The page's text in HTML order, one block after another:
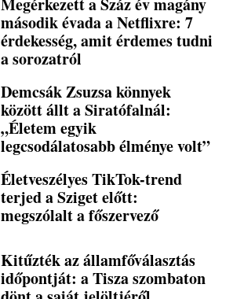
második évada a Netflixre: 7
érdekesség, amit érdemes tudni
a sorozatról
Demcsák Zsuzsa könnyek
között állt a Siratófalnál:
„Életem egyik
legcsodálatosabb élménye volt”
Életveszélyes TikTok-trend
terjed a Sziget előtt:
megszólalt a főszervező
Kitűzték az államfőválasztás
időpontját: a Tisza szombaton